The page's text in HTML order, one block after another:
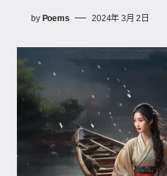
by Poems 2024年 3月 2日